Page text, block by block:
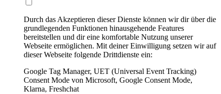
Durch das Akzeptieren dieser Dienste können wir dir über die
grundlegenden Funktionen hinausgehende Features
bereitstellen und dir eine komfortable Nutzung unserer
Webseite ermöglichen. Mit deiner Einwilligung setzen wir auf
dieser Webseite folgende Drittdienste ein:
Google Tag Manager, UET (Universal Event Tracking)
Consent Mode von Microsoft, Google Consent Mode,
Klarna, Freshchat